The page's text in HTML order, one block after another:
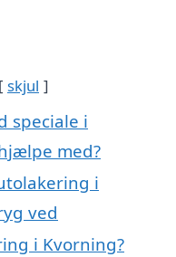
skjul
speciale i
med?
i
ved
i Kvorning?